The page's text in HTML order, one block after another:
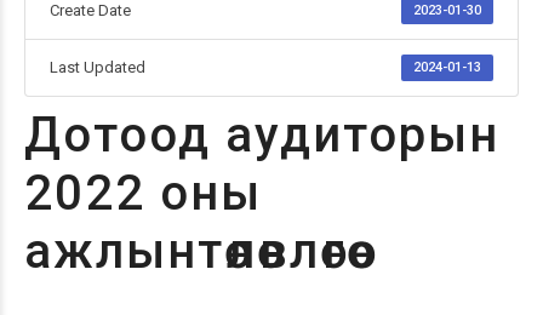
Create Date 2023-01-30
Last Updated 2024-01-13
Дотоод аудиторын
2022 оны
ажлынтөлөвлөгөө